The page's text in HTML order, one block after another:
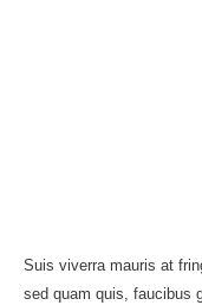
Suis viverra mauris at
sed quam quis, faucibus